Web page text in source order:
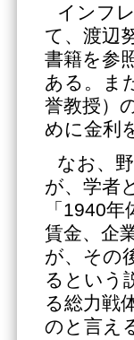
インフ
て、渡辺
書籍を参
ある。ま
誉教授）
めに金利
なお、
が、学者
「1940
賃金、企
が、その
るという
る総力戦
のと言え